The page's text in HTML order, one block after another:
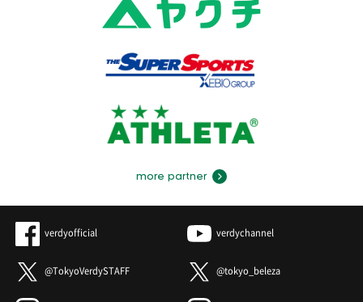
more partner
verdyofficial verdychannel
@TokyoVerdySTAFF @tokyo_beleza